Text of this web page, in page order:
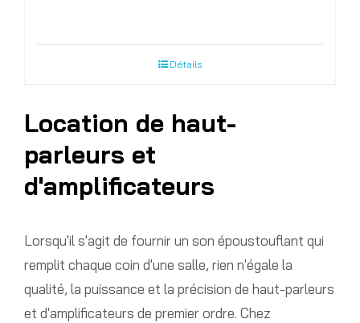
Détails
Location de haut-
parleurs et
d'amplificateurs
Lorsqu'il s'agit de fournir un son époustouflant qui
remplit chaque coin d'une salle, rien n'égale la
qualité, la puissance et la précision de haut-parleurs
et d'amplificateurs de premier ordre. Chez